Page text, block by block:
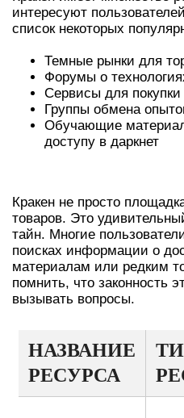
интересуют
список некоторых
Темные рынки для
Форумы о
Сервисы для
Группы обмена
Обучающие
доступу в даркнет
Кракен не просто
товаров. Это
тайн. Многие
поисках информации о
материалам или редким
помнить, что законность
вызывать вопросы.
НАЗВАНИЕ
РЕСУРСА